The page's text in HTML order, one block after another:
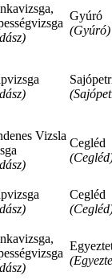
Gyúró
(Gyúró)
Vizsla
Cegléd
Cegléd